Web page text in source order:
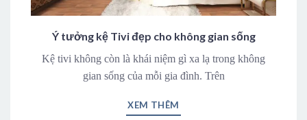
Ý tưởng kệ Tivi đẹp cho không gian sống
Kệ tivi không còn là khái niệm gì xa lạ trong không
gian sống của mỗi gia đình. Trên
XEM THÊM